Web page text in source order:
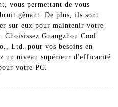
vous permettant de vous
gênant. De plus, ils sont
sur eux pour maintenir votre
Choisissez Guangzhou Cool
Ltd. pour vos besoins en
un niveau supérieur d'efficacité
votre PC.